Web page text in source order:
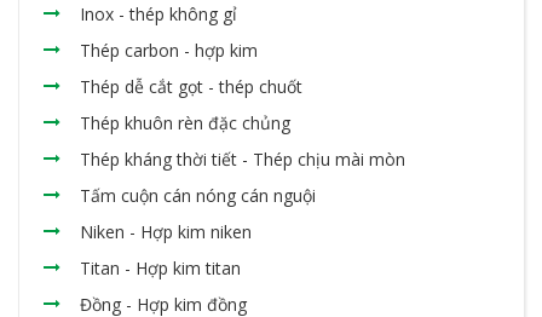
Inox - thép không gỉ
Thép carbon - hợp kim
Thép dễ cắt gọt - thép chuốt
Thép khuôn rèn đặc chủng
Thép kháng thời tiết - Thép chịu mài mòn
Tấm cuộn cán nóng cán nguội
Niken - Hợp kim niken
Titan - Hợp kim titan
Đồng - Hợp kim đồng